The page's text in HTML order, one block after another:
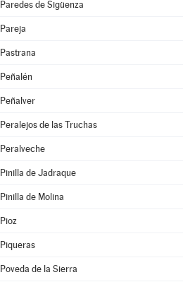
Paredes de Sigüenza
Pareja
Pastrana
Peñalén
Peñalver
Peralejos de las Truchas
Peralveche
Pinilla de Jadraque
Pinilla de Molina
Pioz
Piqueras
Poveda de la Sierra